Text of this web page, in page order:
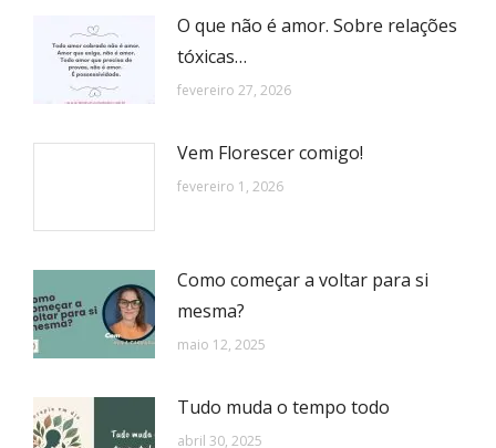
O que não é amor. Sobre relações
tóxicas…
fevereiro 27, 2026
Vem Florescer comigo!
fevereiro 1, 2026
Como começar a voltar para si
mesma?
maio 12, 2025
Tudo muda o tempo todo
abril 30, 2025